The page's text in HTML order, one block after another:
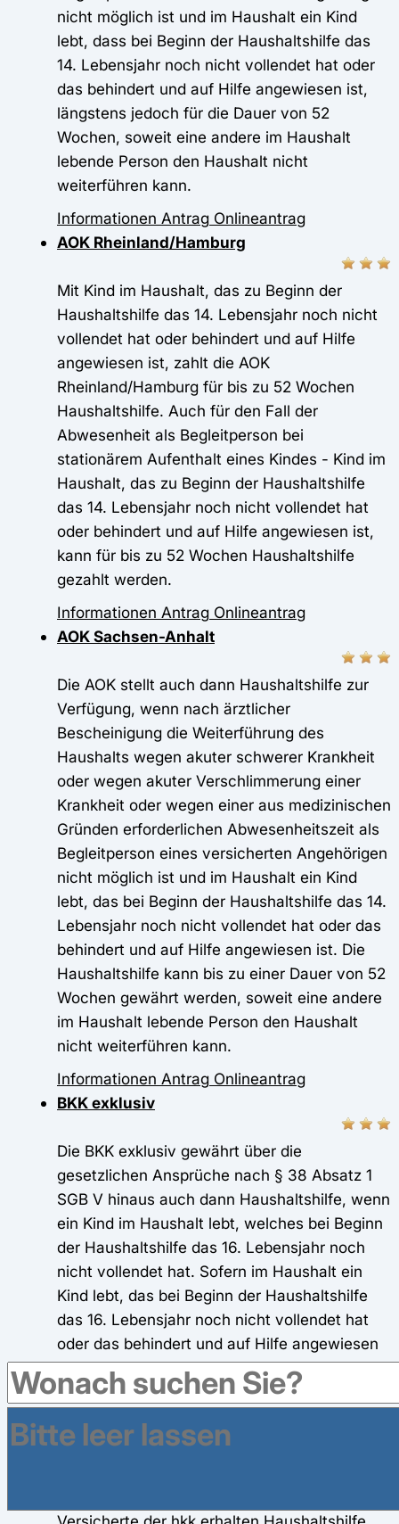
nicht möglich ist und im Haushalt ein Kind
lebt, dass bei Beginn der Haushaltshilfe das
14. Lebensjahr noch nicht vollendet hat oder
das behindert und auf Hilfe angewiesen ist,
längstens jedoch für die Dauer von 52
Wochen, soweit eine andere im Haushalt
lebende Person den Haushalt nicht
weiterführen kann.
Informationen Antrag Onlineantrag
AOK Rheinland/Hamburg
Mit Kind im Haushalt, das zu Beginn der
Haushaltshilfe das 14. Lebensjahr noch nicht
vollendet hat oder behindert und auf Hilfe
angewiesen ist, zahlt die AOK
Rheinland/Hamburg für bis zu 52 Wochen
Haushaltshilfe. Auch für den Fall der
Abwesenheit als Begleitperson bei
stationärem Aufenthalt eines Kindes - Kind im
Haushalt, das zu Beginn der Haushaltshilfe
das 14. Lebensjahr noch nicht vollendet hat
oder behindert und auf Hilfe angewiesen ist,
kann für bis zu 52 Wochen Haushaltshilfe
gezahlt werden.
Informationen Antrag Onlineantrag
AOK Sachsen-Anhalt
Die AOK stellt auch dann Haushaltshilfe zur
Verfügung, wenn nach ärztlicher
Bescheinigung die Weiterführung des
Haushalts wegen akuter schwerer Krankheit
oder wegen akuter Verschlimmerung einer
Krankheit oder wegen einer aus medizinischen
Gründen erforderlichen Abwesenheitszeit als
Begleitperson eines versicherten Angehörigen
nicht möglich ist und im Haushalt ein Kind
lebt, das bei Beginn der Haushaltshilfe das 14.
Lebensjahr noch nicht vollendet hat oder das
behindert und auf Hilfe angewiesen ist. Die
Haushaltshilfe kann bis zu einer Dauer von 52
Wochen gewährt werden, soweit eine andere
im Haushalt lebende Person den Haushalt
nicht weiterführen kann.
Informationen Antrag Onlineantrag
BKK exklusiv
Die BKK exklusiv gewährt über die
gesetzlichen Ansprüche nach § 38 Absatz 1
SGB V hinaus auch dann Haushaltshilfe, wenn
ein Kind im Haushalt lebt, welches bei Beginn
der Haushaltshilfe das 16. Lebensjahr noch
nicht vollendet hat. Sofern im Haushalt ein
Kind lebt, das bei Beginn der Haushaltshilfe
das 16. Lebensjahr noch nicht vollendet hat
oder das behindert und auf Hilfe angewiesen
ist, wird die Dauer der Haushaltshilfe nach §
38 Absatz 1 Satz 3 SGB V zeitlich nicht
InformationenAntragOnlineantrag